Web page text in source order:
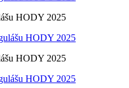
HODY 2025
HODY 2025